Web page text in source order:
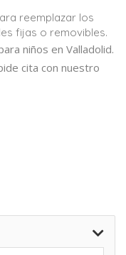
reemplazar los
fijas o removibles.
niños en Valladolid.
cita con nuestro